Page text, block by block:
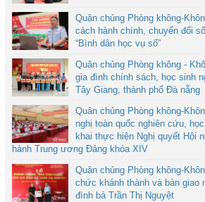
Quân chủng Phòng không-
cách hành chính, chuyển đổi
“Bình dân học vụ số”
Quân chủng Phòng không -
gia đình chính sách, học sinh
Tây Giang, thành phố Đà nẵng
Quân chủng Phòng không-
nghị toàn quốc nghiên cứu,
khai thực hiện Nghị quyết Hội
hành Trung ương Đảng khóa XIV
Quân chủng Phòng không-
chức khánh thành và bàn giao
đình bà Trần Thị Nguyệt